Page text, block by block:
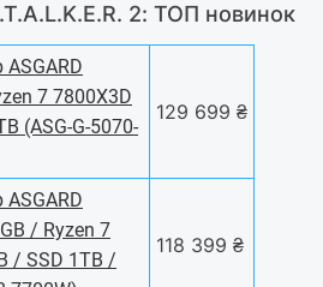
2: ТОП новинок
7 7800X3D
(ASG-G-5070-
129 699 ₴
/ Ryzen 7
/ SSD 1TB /
118 399 ₴